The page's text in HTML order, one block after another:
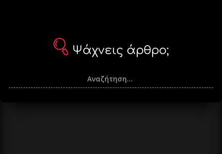
Ψάχνεις άρθρο;